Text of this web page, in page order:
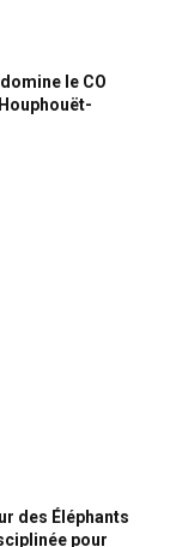
le CO
des Éléphants
pour